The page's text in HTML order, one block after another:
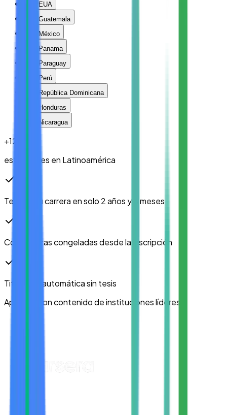
EUA
Guatemala
México
Panama
Paraguay
Perú
República Dominicana
Honduras
Nicaragua
+12
estudiantes en Latinoamérica
Termina tu carrera en solo 2 años y 8 meses
Colegiaturas congeladasdesde la inscripción
Titulación automáticasin tesis
Aprende con contenido de instituciones líderes